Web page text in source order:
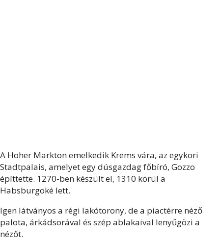
A Hoher Markton emelkedik Krems vára, az egykori
Stadtpalais, amelyet egy dúsgazdag főbíró, Gozzo
építtette. 1270-ben készült el, 1310 körül a
Habsburgoké lett.
Igen látványos a régi lakótorony, de a piactérre néző
palota, árkádsorával és szép ablakaival lenyűgözi a
nézőt.